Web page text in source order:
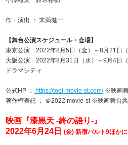
作・演出 ： 末満健一
【舞台公演スケジュール・会場】
東京公演 2022年8月5日（金）～8月21日
大阪公演 2022年8月31日（水）～9月4日
ドラマシティ
公式HP ： https://toei-movie-st.com/※映画
著作権表記 ： ＠2022 movie-st ※映画舞台
映画『漆黒天 -終の語り-』
2022年6月24日(金) 新宿バルト9ほか